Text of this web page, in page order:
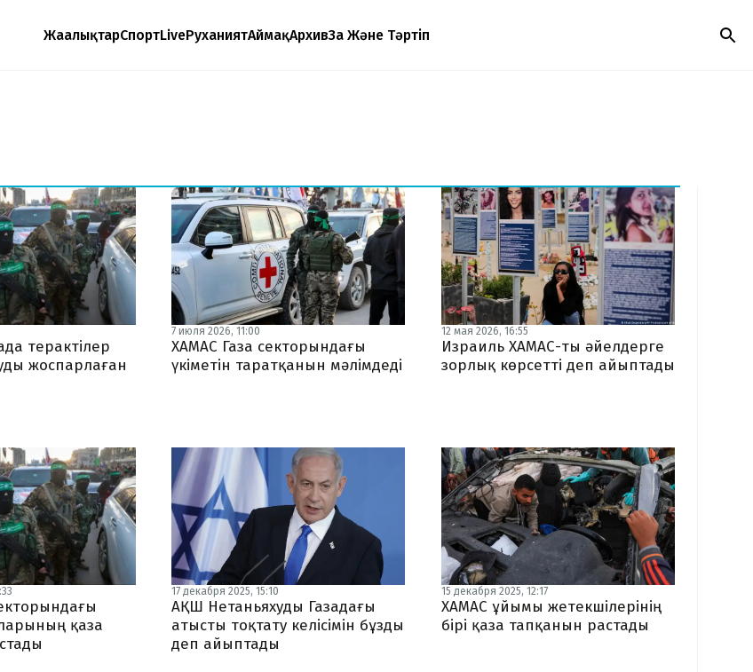
ЖаңалықтарСпортLiveРуханиятАймақАрхивЗаң Және Тәртіп
терактілер
жоспарлаған
7 июля 2026, 11:00
ХАМАС Газа секторындағы
үкіметін таратқанын мәлімдеді
12 мая 2026, 16:55
Израиль ХАМАС-ты әйелдерге
зорлық көрсетті деп айыптады
қаза
17 декабря 2025, 15:10
АҚШ Нетаньяхуды Газадағы
атысты тоқтату келісімін бұзды
деп айыптады
15 декабря 2025, 12:17
ХАМАС ұйымы жетекшілерінің
бірі қаза тапқанын растады